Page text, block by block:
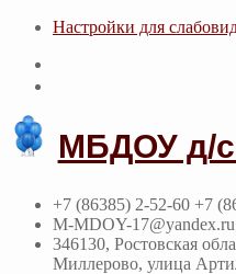
Настройки для
МБДОУ д/
+7 (86385) 2-52-60 +7
M-MDOY-17@yandex.ru
346130, Ростовская
Миллерово, улица